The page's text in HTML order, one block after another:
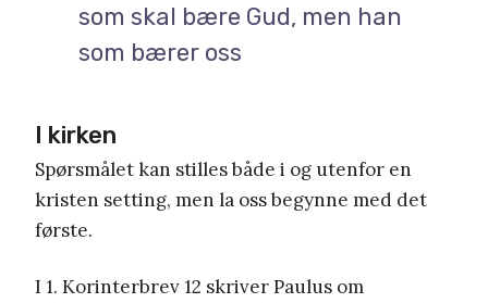
som skal bære Gud, men han
som bærer oss
I kirken
Spørsmålet kan stilles både i og utenfor en
kristen setting, men la oss begynne med det
første.
I 1. Korinterbrev 12 skriver Paulus om